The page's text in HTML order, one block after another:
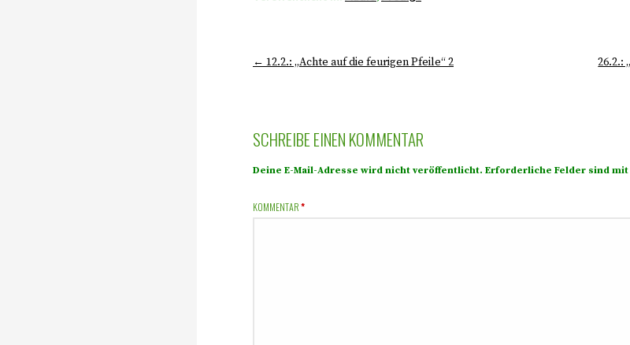
← 12.2.: „Achte auf die feurigen Pfeile“ 2 26.2.:
SCHREIBE EINEN KOMMENTAR
Deine E-Mail-Adresse wird nicht veröffentlicht. Erforderliche Felder sind mit
KOMMENTAR*